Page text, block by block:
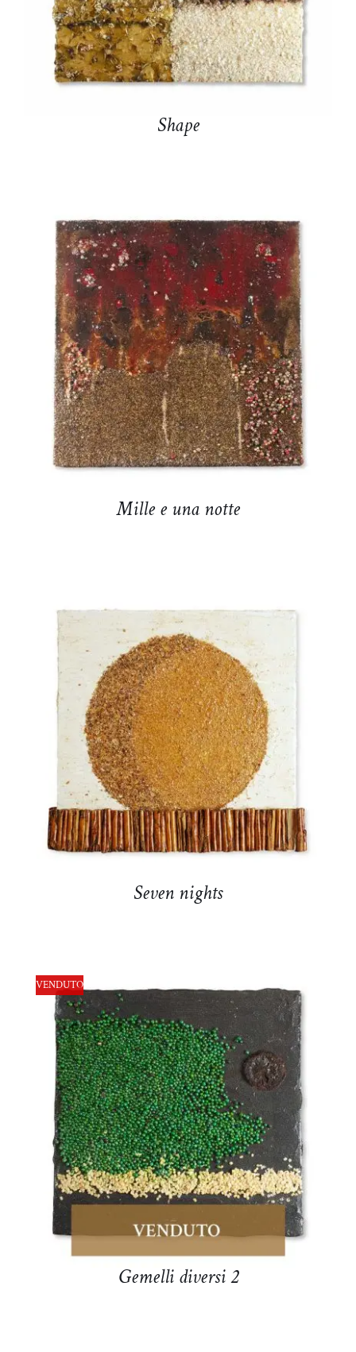
Shape
DETTAGLI
Mille e una notte
DETTAGLI
Seven nights
VENDUTO
DETTAGLI
Gemelli diversi 2